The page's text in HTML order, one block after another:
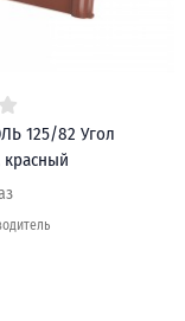
125/82 Угол